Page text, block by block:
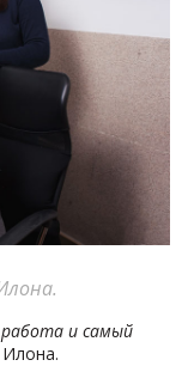
и самый